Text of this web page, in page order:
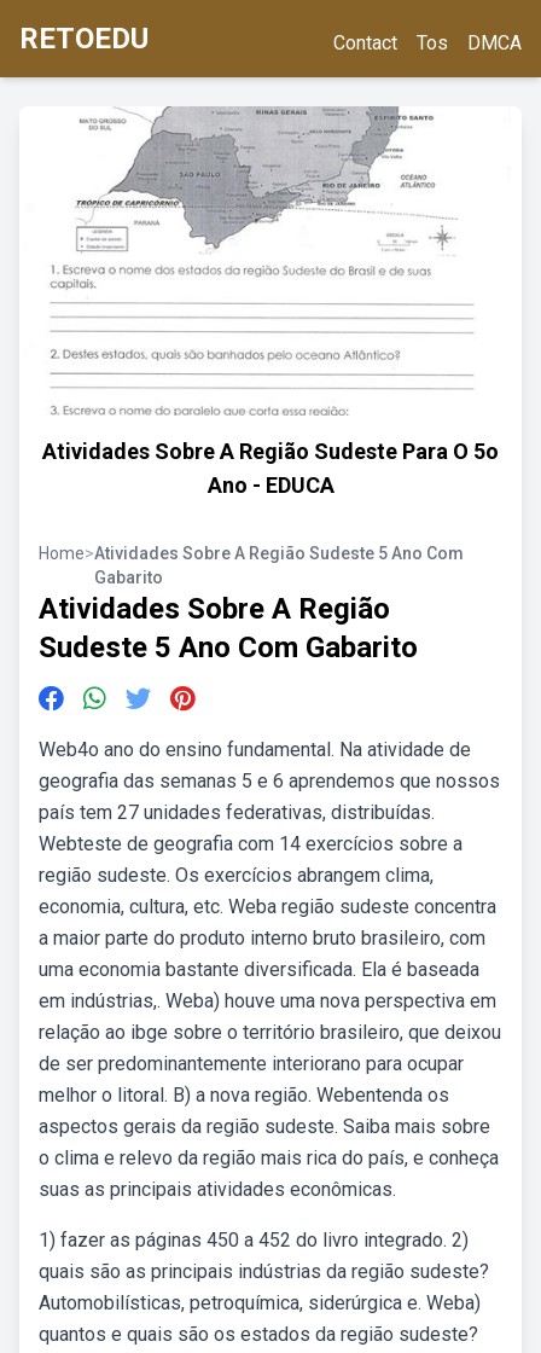
RETOEDU Contact Tos DMCA
Atividades Sobre A Região Sudeste Para O 5o
Ano - EDUCA
Home>Atividades Sobre A Região Sudeste 5 Ano Com
Gabarito
Atividades Sobre A Região
Sudeste 5 Ano Com Gabarito
Web4o ano do ensino fundamental. Na atividade de
geografia das semanas 5 e 6 aprendemos que nossos
país tem 27 unidades federativas, distribuídas.
Webteste de geografia com 14 exercícios sobre a
região sudeste. Os exercícios abrangem clima,
economia, cultura, etc. Weba região sudeste concentra
a maior parte do produto interno bruto brasileiro, com
uma economia bastante diversificada. Ela é baseada
em indústrias,. Weba) houve uma nova perspectiva em
relação ao ibge sobre o território brasileiro, que deixou
de ser predominantemente interiorano para ocupar
melhor o litoral. B) a nova região. Webentenda os
aspectos gerais da região sudeste. Saiba mais sobre
o clima e relevo da região mais rica do país, e conheça
suas as principais atividades econômicas.
1) fazer as páginas 450 a 452 do livro integrado. 2)
quais são as principais indústrias da região sudeste?
Automobilísticas, petroquímica, siderúrgica e. Weba)
quantos e quais são os estados da região sudeste?